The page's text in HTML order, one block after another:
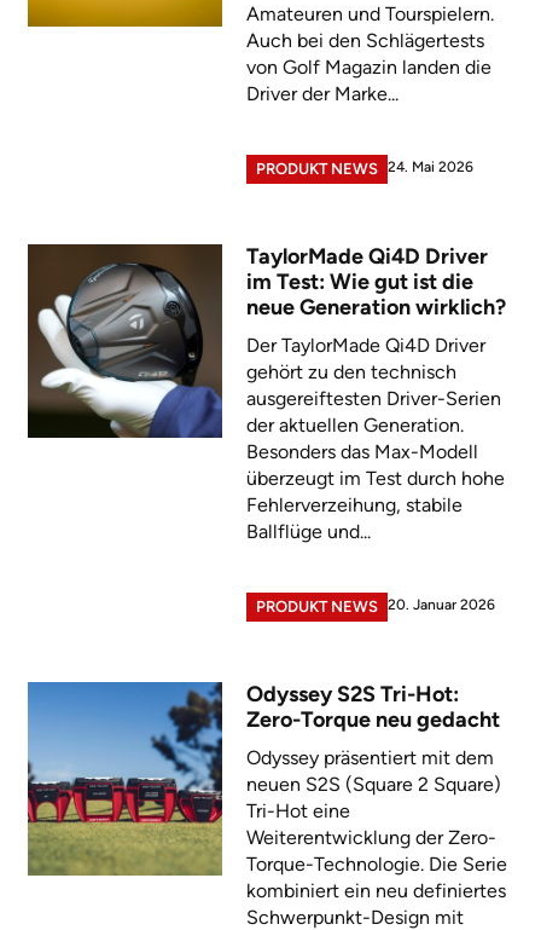
Amateuren und Tourspielern.
Auch bei den Schlägertests
von Golf Magazin landen die
Driver der Marke...
PRODUKT NEWS 24. Mai 2026
TaylorMade Qi4D Driver
im Test: Wie gut ist die
neue Generation wirklich?
Der TaylorMade Qi4D Driver
gehört zu den technisch
ausgereiftesten Driver-Serien
der aktuellen Generation.
Besonders das Max-Modell
überzeugt im Test durch hohe
Fehlerverzeihung, stabile
Ballflüge und...
PRODUKT NEWS 20. Januar 2026
Odyssey S2S Tri-Hot:
Zero-Torque neu gedacht
Odyssey präsentiert mit dem
neuen S2S (Square 2 Square)
Tri-Hot eine
Weiterentwicklung der Zero-
Torque-Technologie. Die Serie
kombiniert ein neu definiertes
Schwerpunkt-Design mit